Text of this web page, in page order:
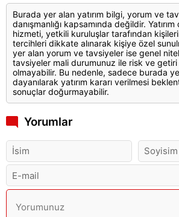
Burada yer alan yatırım bilgi, yorum ve
danışmanlığı kapsamında değildir. Yatırım
hizmeti, yetkili kuruluşlar tarafından
tercihleri dikkate alınarak kişiye özel
yer alan yorum ve tavsiyeler ise genel
tavsiyeler mali durumunuz ile risk ve
olmayabilir. Bu nedenle, sadece burada
dayanılarak yatırım kararı verilmesi
sonuçlar doğurmayabilir.
Yorumlar